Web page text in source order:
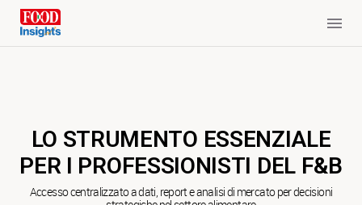
LO STRUMENTO ESSENZIALE
PER I PROFESSIONISTI DEL F&B
Accesso centralizzato a dati, report e analisi di mercato per decisioni